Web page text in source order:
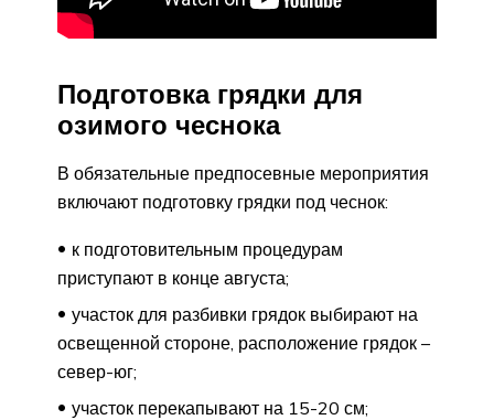
Подготовка грядки для
озимого чеснока
В обязательные предпосевные мероприятия
включают подготовку грядки под чеснок:
к подготовительным процедурам
приступают в конце августа;
участок для разбивки грядок выбирают на
освещенной стороне, расположение грядок –
север-юг;
участок перекапывают на 15-20 см;